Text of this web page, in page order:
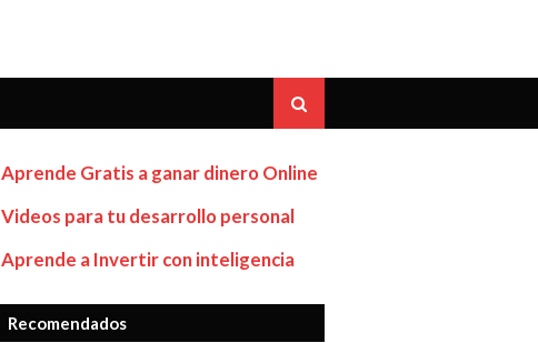
Aprende Gratis a ganar dinero Online
Videos para tu desarrollo personal
Aprende a Invertir con inteligencia
Recomendados